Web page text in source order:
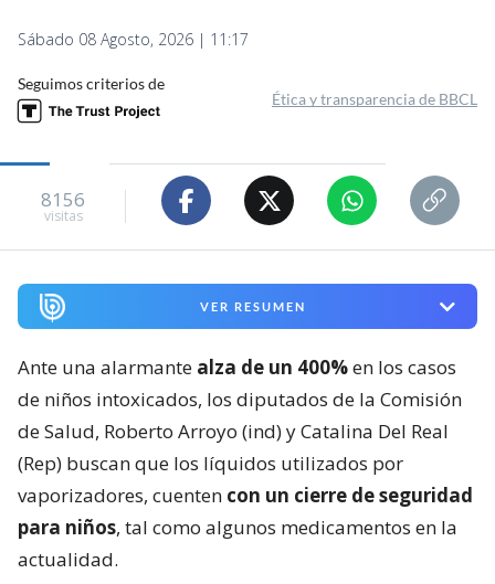
Sábado 08 Agosto, 2026 | 11:17
Seguimos criterios de
Ética y transparencia de BBCL
8156
visitas
VER RESUMEN
Ante una alarmante alza de un 400%en los casos
de niños intoxicados, los diputados de la Comisión
de Salud, Roberto Arroyo (ind) y Catalina Del Real
(Rep) buscan que los líquidos utilizados por
vaporizadores, cuenten con un cierre de seguridad
para niños, tal como algunos medicamentos en la
actualidad.